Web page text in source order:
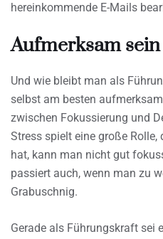
hereinkommende E-Mails
Aufmerksam
Und wie bleibt man als
selbst am besten
zwischen Fokussierung und
Stress spielt eine große
hat, kann man nicht gut
passiert auch, wenn man zu
Grabuschnig.
Gerade als Führungskraft sei